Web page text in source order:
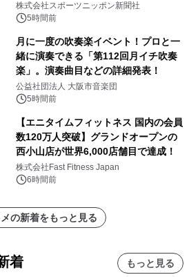
株式会社スポーツニッポン新聞社
5時間前
月に一度の吹奏楽イベント！プロと一
緒に演奏できる「第112回月イチ吹奏
楽」。演奏曲目などの詳細発表！
公益社団法人 大阪市音楽団
5時間前
【エニタイムフィットネス 国内の会員
数120万人突破】グランドオープンの
西小山店が世界6,000店舗目で達成！
株式会社Fast Fitness Japan
6時間前
の新着をもっと見る
着 もっと見る